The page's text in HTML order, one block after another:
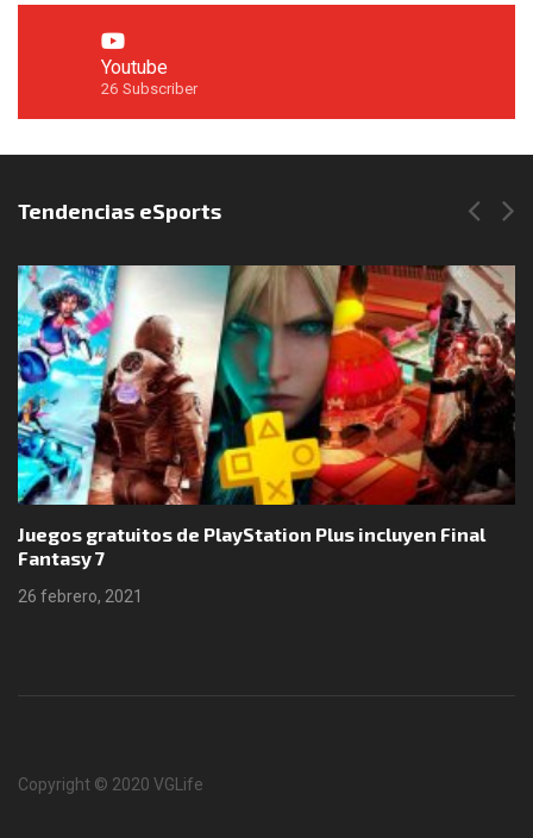
Youtube
26 Subscriber
Síguenos en Instagram
Tendencias eSports
Juegos gratuitos de PlayStation Plus incluyen Final
Fantasy 7
26 febrero, 2021
Copyright © 2020 VGLife